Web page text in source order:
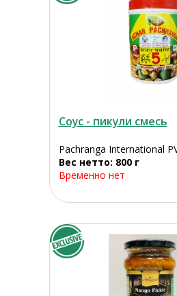
Соус - пикули смесь
Pachranga International
Вес нетто: 800 г
Временно нет